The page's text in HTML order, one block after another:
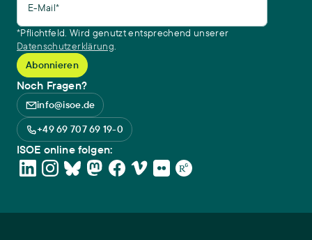
E-Mail*
*Pflichtfeld. Wird genutzt entsprechend unserer
Datenschutzerklärung.
Noch Fragen?
info@isoe.de
+49 69 707 69 19-0
ISOE online folgen: